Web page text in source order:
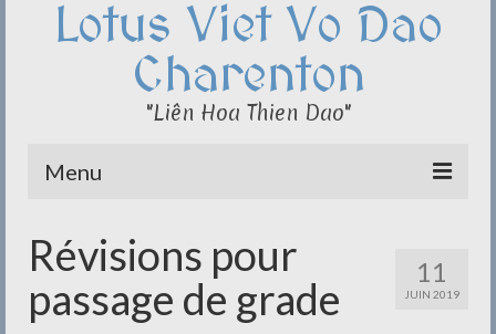
Lotus Viet Vo Dao
Charenton
"Liên Hoa Thien Dao"
Menu
Qi Cong – Taï Chi
Disciplines
11
JUIN 2019
Révisions pour
passage de grade